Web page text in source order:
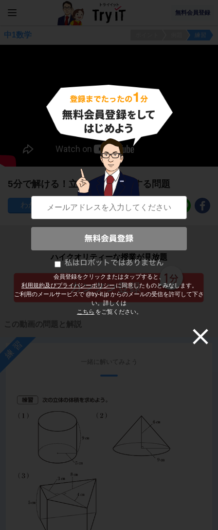
無料会員登録
会員登録をクリックまたはタップすると、
利用規約及びプライバシーポリシー に同意したものとみなします。
ご利用のメールサービスで @try-it.jp からのメールの受信を許可して下さ
い。詳しくは
こちら をご覧ください。
中1数学 練習
5分で解ける！立体の体積に関する問題
221
子どもの勉強から大人の学び直しまで
ハイクオリティーな授業が見放題
この動画の問題と解説
練習
一緒に解いてみよう